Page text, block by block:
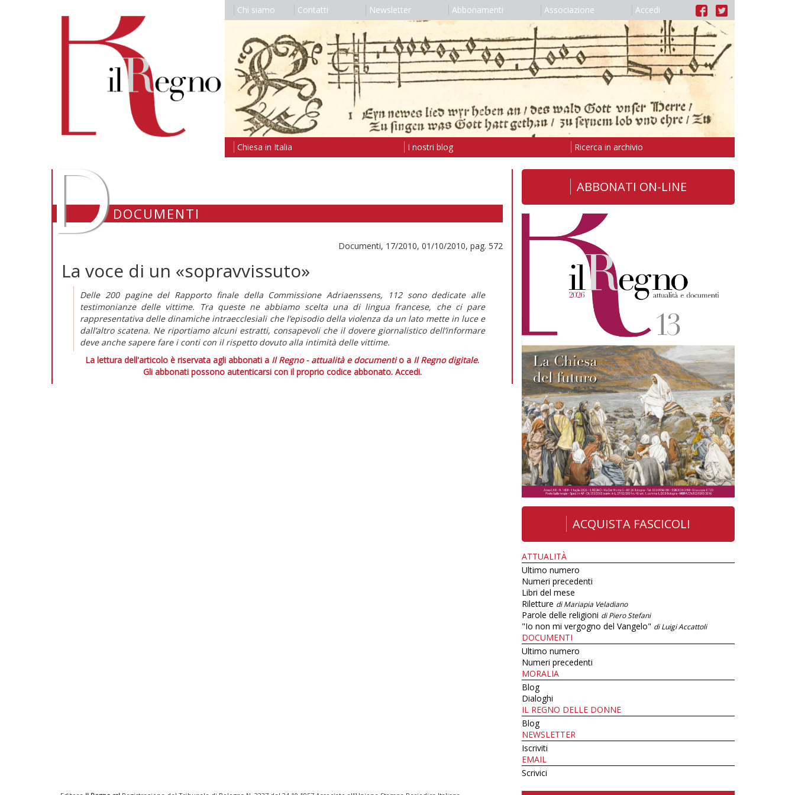
Chi siamo Contatti Newsletter Abbonamenti Associazione Accedi
Chiesa in Italia I nostri blog Ricerca in archivio
DDOCUMENTI
Documenti, 17/2010, 01/10/2010, pag. 572
La voce di un «sopravvissuto»
Delle 200 pagine del Rapporto finale della Commissione Adriaenssens, 112 sono dedicate alle
testimonianze delle vittime. Tra queste ne abbiamo scelta una di lingua francese, che ci pare
rappresentativa delle dinamiche intraecclesiali che l’episodio della violenza da un lato mette in luce e
dall’altro scatena. Ne riportiamo alcuni estratti, consapevoli che il dovere giornalistico dell’informare
deve anche sapere fare i conti con il rispetto dovuto alla intimità delle vittime.
La lettura dell'articolo è riservata agli abbonati a Il Regno - attualità e documentio a Il Regno digitale.
Gli abbonati possono autenticarsi con il proprio codice abbonato. Accedi.
ABBONATI ON-LINE
ACQUISTA FASCICOLI
ATTUALITÀ
Ultimo numero
Numeri precedenti
Libri del mese
Riletture di Mariapia Veladiano
Parole delle religioni di Piero Stefani
"Io non mi vergogno del Vangelo" di Luigi Accattoli
DOCUMENTI
Ultimo numero
Numeri precedenti
MORALIA
Blog
Dialoghi
IL REGNO DELLE DONNE
Blog
NEWSLETTER
Iscriviti
EMAIL
Scrivici